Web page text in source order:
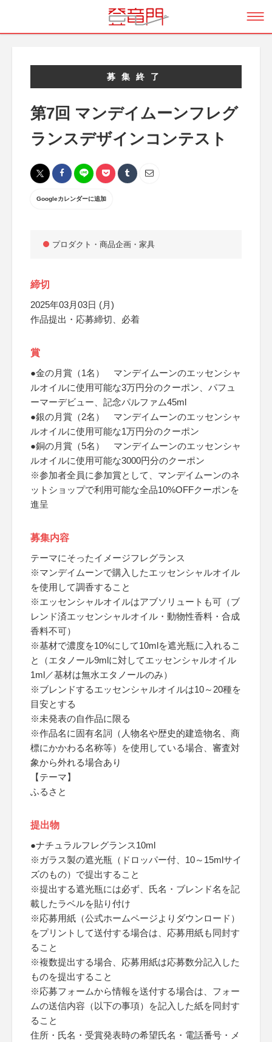
募集終了
第7回 マンデイムーンフレグ
ランスデザインコンテスト
Googleカレンダーに追加
プロダクト・商品企画・家具
締切
2025年03月03日 (月)
作品提出・応募締切、必着
賞
●金の月賞（1名） マンデイムーンのエッセンシャ
ルオイルに使用可能な3万円分のクーポン、パフュ
ーマーデビュー、記念パルファム45ml
●銀の月賞（2名） マンデイムーンのエッセンシャ
ルオイルに使用可能な1万円分のクーポン
●銅の月賞（5名） マンデイムーンのエッセンシャ
ルオイルに使用可能な3000円分のクーポン
※参加者全員に参加賞として、マンデイムーンのネ
ットショップで利用可能な全品10%OFFクーポンを
進呈
募集内容
テーマにそったイメージフレグランス
※マンデイムーンで購入したエッセンシャルオイル
を使用して調香すること
※エッセンシャルオイルはアブソリュートも可（ブ
レンド済エッセンシャルオイル・動物性香料・合成
香料不可）
※基材で濃度を10%にして10mlを遮光瓶に入れるこ
と（エタノール9mlに対してエッセンシャルオイル
1ml／基材は無水エタノールのみ）
※ブレンドするエッセンシャルオイルは10～20種を
目安とする
※未発表の自作品に限る
※作品名に固有名詞（人物名や歴史的建造物名、商
標にかかわる名称等）を使用している場合、審査対
象から外れる場合あり
【テーマ】
ふるさと
提出物
●ナチュラルフレグランス10ml
※ガラス製の遮光瓶（ドロッパー付、10～15mlサイ
ズのもの）で提出すること
※提出する遮光瓶には必ず、氏名・ブレンド名を記
載したラベルを貼り付け
※応募用紙（公式ホームページよりダウンロード）
をプリントして送付する場合は、応募用紙も同封す
ること
※複数提出する場合、応募用紙は応募数分記入した
ものを提出すること
※応募フォームから情報を送付する場合は、フォー
ムの送信内容（以下の事項）を記入した紙を同封す
ること
住所・氏名・受賞発表時の希望氏名・電話番号・メ